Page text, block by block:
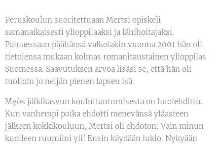
Peruskoulun suoritettuaan Mertsi opiskeli
samanaikaisesti ylioppilaaksi ja lähihoitajaksi.
Painaessaan päähänsä valkolakin vuonna 2001 hän oli
tietojensa mukaan kolmas romanitaustainen ylioppilas
Suomessa. Saavutuksen arvoa lisäsi se, että hän oli
tuolloin jo neljän pienen lapsen isä.
Myös jälkikasvun kouluttautumisesta on huolehdittu.
Kun vanhempi poika ehdotti menevänsä yläasteen
jälkeen kokkikouluun, Mertsi oli ehdoton: Vain minun
kuolleen ruumiini yli! Ensin käydään lukio. Nykyään